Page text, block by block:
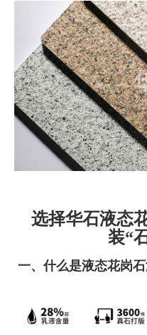
选择华石液态
装“
一、什么是液态花岗